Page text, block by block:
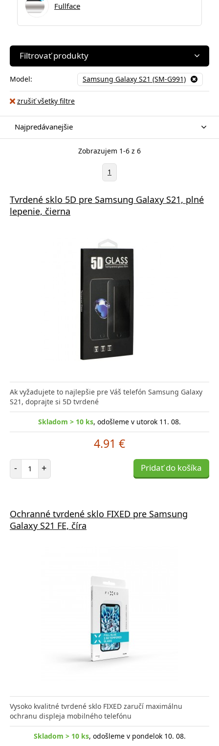
Fullface
Filtrovať produkty
Model: Samsung Galaxy S21 (SM-G991)
zrušiť všetky filtre
Najpredávanejšie
Zobrazujem 1-6 z 6
1
Tvrdené sklo 5D pre Samsung Galaxy S21, plné
lepenie, čierna
Ak vyžadujete to najlepšie pre Váš telefón Samsung Galaxy
S21, doprajte si 5D tvrdené
Skladom > 10 ks, odošleme v utorok 11. 08.
4.91 €
- Počet položiek
+ Pridať do košíka
Ochranné tvrdené sklo FIXED pre Samsung
Galaxy S21 FE, číra
Vysoko kvalitné tvrdené sklo FIXED zaručí maximálnu
ochranu displeja mobilného telefónu
Skladom > 10 ks, odošleme v pondelok 10. 08.